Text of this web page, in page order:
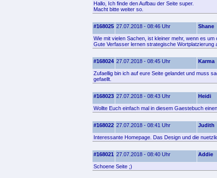
Hallo, Ich finde den Aufbau der Seite super.
Macht bitte weiter so.
#168025 27.07.2018 - 08:46 Uhr Shane
Wie mit vielen Sachen, ist kleiner mehr, wenn es
Gute Verfasser lernen strategische
#168024 27.07.2018 - 08:45 Uhr Karma
Zufaellig bin ich auf eure Seite gelandet und muss
gefaellt.
#168023 27.07.2018 - 08:43 Uhr Heidi
Wollte Euch einfach mal in diesem Gaestebuch
#168022 27.07.2018 - 08:41 Uhr Judith
Interessante Homepage. Das Design und die
#168021 27.07.2018 - 08:40 Uhr Addie
Schoene Seite ;)